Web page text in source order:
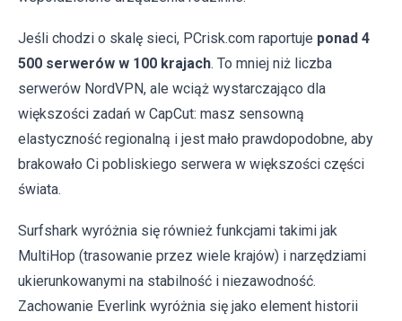
Jeśli chodzi o skalę sieci, PCrisk.com raportuje ponad 4
500 serwerów w 100 krajach. To mniej niż liczba
serwerów NordVPN, ale wciąż wystarczająco dla
większości zadań w CapCut: masz sensowną
elastyczność regionalną i jest mało prawdopodobne, aby
brakowało Ci pobliskiego serwera w większości części
świata.
Surfshark wyróżnia się również funkcjami takimi jak
MultiHop (trasowanie przez wiele krajów) i narzędziami
ukierunkowanymi na stabilność i niezawodność.
Zachowanie Everlink wyróżnia się jako element historii